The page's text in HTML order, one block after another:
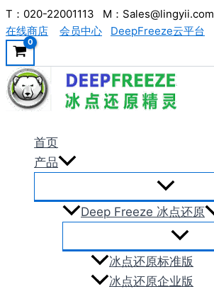
跳
至
内
容
T：020-22001113 M：Sales@lingyii.com
在线商店
会员中心 DeepFreeze云平台
首页
产品
Deep Freeze 冰点还原
冰点还原标准版
冰点还原企业版